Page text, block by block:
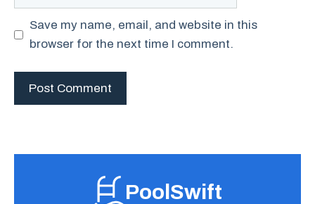
Save my name, email, and website in this
browser for the next time I comment.
PoolSwift